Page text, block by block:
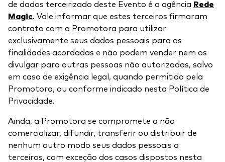
de dados terceirizado deste Evento é a agência Rede
Magic. Vale informar que estes terceiros firmaram
contrato com a Promotora para utilizar
exclusivamente seus dados pessoais para as
finalidades acordadas e não podem vender nem os
divulgar para outras pessoas não autorizadas, salvo
em caso de exigência legal, quando permitido pela
Promotora, ou conforme indicado nesta Política de
Privacidade.
Ainda, a Promotora se compromete a não
comercializar, difundir, transferir ou distribuir de
nenhum outro modo seus dados pessoais a
terceiros, com exceção dos casos dispostos nesta